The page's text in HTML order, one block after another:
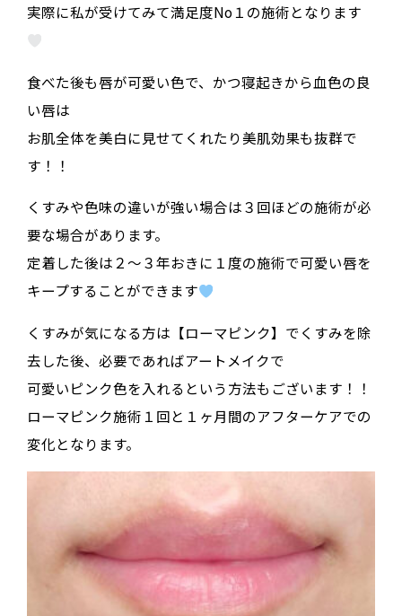
実際に私が受けてみて満足度No１の施術となります
食べた後も唇が可愛い色で、かつ寝起きから血色の良
い唇は
お肌全体を美白に見せてくれたり美肌効果も抜群で
す！！
くすみや色味の違いが強い場合は３回ほどの施術が必
要な場合があります。
定着した後は２〜３年おきに１度の施術で可愛い唇を
キープすることができます
くすみが気になる方は【ローマピンク】でくすみを除
去した後、必要であればアートメイクで
可愛いピンク色を入れるという方法もございます！！
ローマピンク施術１回と１ヶ月間のアフターケアでの
変化となります。